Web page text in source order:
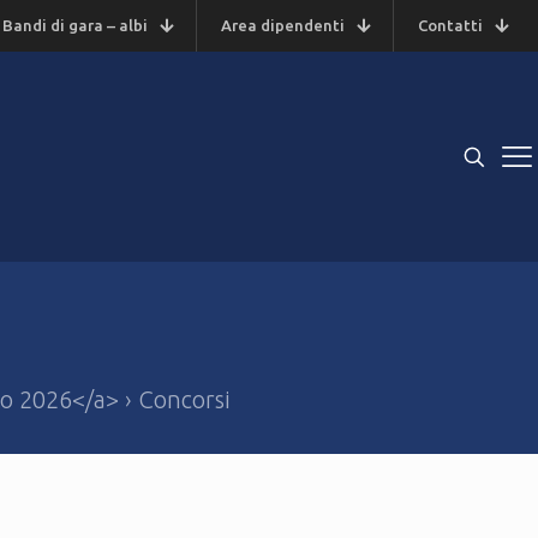
Bandi di gara – albi Area dipendenti Contatti
a> › Concorsi